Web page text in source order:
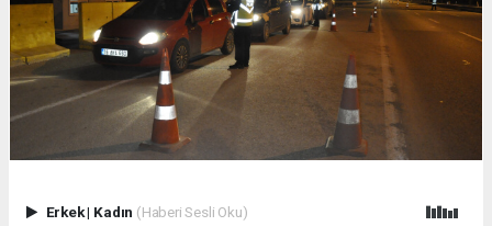
Erkek| Kadın (Haberi Sesli Oku)